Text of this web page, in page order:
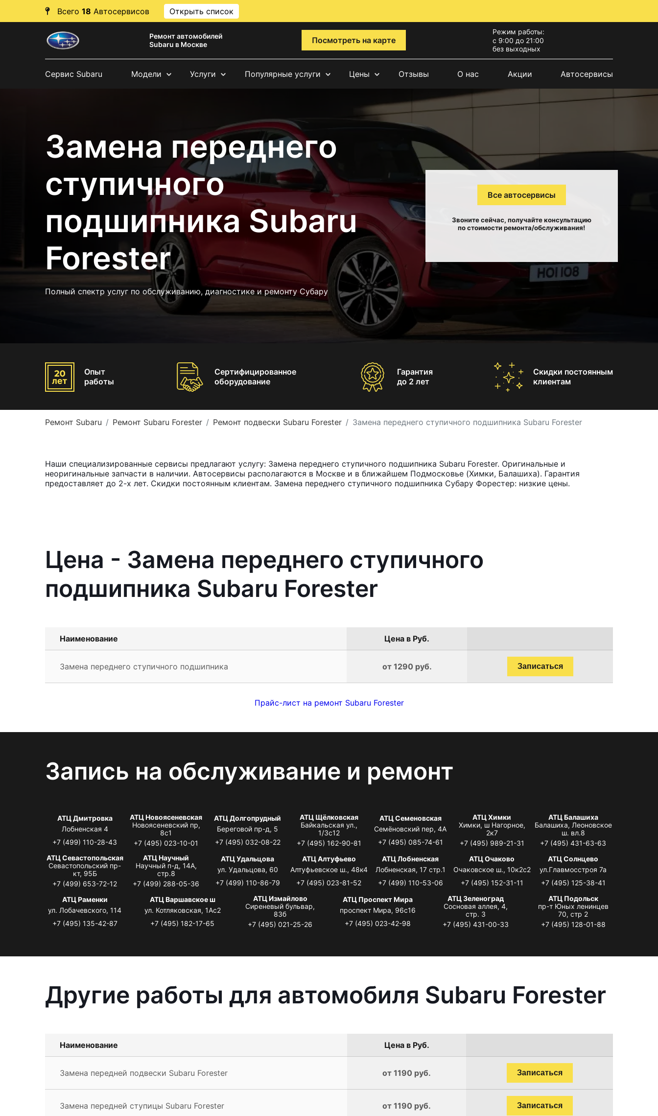
Всего 18 Автосервисов Открыть список
Ремонт автомобилей
Subaru в Москве
Посмотреть на карте
Режим работы:
с 9:00 до 21:00
без выходных
Сервис Subaru Модели Услуги Популярные услуги Цены Отзывы О нас Акции Автосервисы
Замена переднего
ступичного
подшипника Subaru
Forester
Полный спектр услуг по обслуживанию, диагностике и ремонту Субару
Все автосервисы
Звоните сейчас, получайте консультацию
по стоимости ремонта/обслуживания!
Опыт
работы
Сертифицированное
оборудование
Гарантия
до 2 лет
Скидки постоянным
клиентам
Ремонт Subaru Ремонт Subaru Forester Ремонт подвески Subaru Forester Замена переднего ступичного подшипника Subaru Forester
Наши специализированные сервисы предлагают услугу: Замена переднего ступичного подшипника Subaru Forester. Оригинальные и
неоригинальные запчасти в наличии. Автосервисы располагаются в Москве и в ближайшем Подмосковье (Химки, Балашиха). Гарантия
предоставляет до 2-х лет. Скидки постоянным клиентам. Замена переднего ступичного подшипника Субару Форестер: низкие цены.
Цена - Замена переднего ступичного
подшипника Subaru Forester
Наименование Цена в Руб.
Замена переднего ступичного подшипника от 1290 руб. Записаться
Прайс-лист на ремонт Subaru Forester
Запись на обслуживание и ремонт
АТЦ Дмитровка
Лобненская 4
+7 (499) 110-28-43
АТЦ Новоясеневская
Новоясеневский пр,
8с1
+7 (495) 023-10-01
АТЦ Долгопрудный
Береговой пр-д, 5
+7 (495) 032-08-22
АТЦ Щёлковская
Байкальская ул.,
1/3с12
+7 (495) 162-90-81
АТЦ Семеновская
Семёновский пер, 4А
+7 (495) 085-74-61
АТЦ Химки
Химки, ш Нагорное,
2к7
+7 (495) 989-21-31
АТЦ Балашиха
Балашиха, Леоновское
ш. вл.8
+7 (495) 431-63-63
АТЦ Севастопольская
Севастопольский пр-
кт, 95Б
+7 (499) 653-72-12
АТЦ Научный
Научный п-д, 14А,
стр.8
+7 (499) 288-05-36
АТЦ Удальцова
ул. Удальцова, 60
+7 (499) 110-86-79
АТЦ Алтуфьево
Алтуфьевское ш., 48к4
+7 (495) 023-81-52
АТЦ Лобненская
Лобненская, 17 стр.1
+7 (499) 110-53-06
АТЦ Очаково
Очаковское ш., 10к2с2
+7 (495) 152-31-11
АТЦ Солнцево
ул.Главмосстроя 7а
+7 (495) 125-38-41
АТЦ Раменки
ул. Лобачевского, 114
+7 (495) 135-42-87
АТЦ Варшавское ш
ул. Котляковская, 1Ас2
+7 (495) 182-17-65
АТЦ Измайлово
Сиреневый бульвар,
83б
+7 (495) 021-25-26
АТЦ Проспект Мира
проспект Мира, 96с16
+7 (495) 023-42-98
АТЦ Зеленоград
Сосновая аллея, 4,
стр. 3
+7 (495) 431-00-33
АТЦ Подольск
пр-т Юных ленинцев
70, стр 2
+7 (495) 128-01-88
Другие работы для автомобиля Subaru Forester
Наименование Цена в Руб.
Замена передней подвески Subaru Forester от 1190 руб. Записаться
Замена передней ступицы Subaru Forester от 1190 руб. Записаться